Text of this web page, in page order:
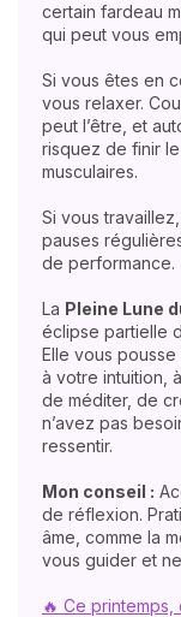
certain fardeau
qui peut vous
Si vous êtes en
vous relaxer.
peut l’être, et
risquez de finir
musculaires.
Si vous
pauses
de performance.
La Pleine Lune
éclipse partielle
Elle vous
à votre intuition,
de méditer, de
n’avez pas
ressentir.
Mon conseil :
de réflexion.
âme, comme la
vous guider et
🔥 Ce